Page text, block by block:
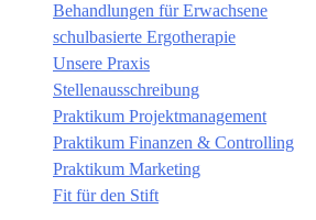
Behandlungen für Erwachsene
schulbasierte Ergotherapie
Unsere Praxis
Stellenausschreibung
Praktikum Projektmanagement
Praktikum Finanzen & Controlling
Praktikum Marketing
Fit für den Stift